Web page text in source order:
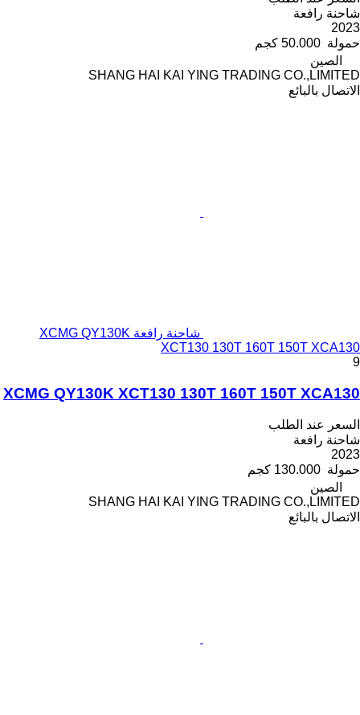
شاحنة رافعة
2023
حمولة 50.000 كجم
الصين
SHANG HAI KAI YING TRADING CO.,LIMITED
الاتصال بالبائع
شاحنة رافعة XCMG QY130K
XCT130 130T 160T 150T XCA130
9
XCMG QY130K XCT130 130T 160T 150T XCA130
السعر عند الطلب
شاحنة رافعة
2023
حمولة 130.000 كجم
الصين
SHANG HAI KAI YING TRADING CO.,LIMITED
الاتصال بالبائع